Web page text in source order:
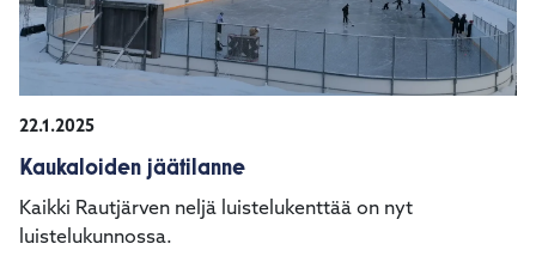
22.1.2025
Kaukaloiden jäätilanne
Kaikki Rautjärven neljä luistelukenttää on nyt
luistelukunnossa.